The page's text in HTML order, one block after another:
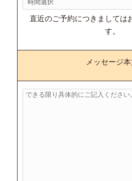
直近のご予約につきましては
す。
メッセージ